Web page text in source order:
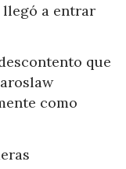
llegó a entrar
que
como